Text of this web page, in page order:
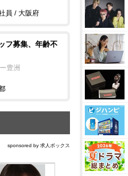
員 / 大阪府
フ募集、年齢不
豊洲
sponsored by 求人ボックス